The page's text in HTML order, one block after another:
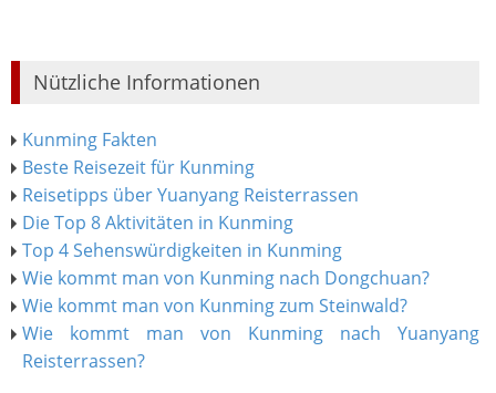
Nützliche Informationen
Kunming Fakten
Beste Reisezeit für Kunming
Reisetipps über Yuanyang Reisterrassen
Die Top 8 Aktivitäten in Kunming
Top 4 Sehenswürdigkeiten in Kunming
Wie kommt man von Kunming nach Dongchuan?
Wie kommt man von Kunming zum Steinwald?
Wie kommt man von Kunming nach Yuanyang
Reisterrassen?